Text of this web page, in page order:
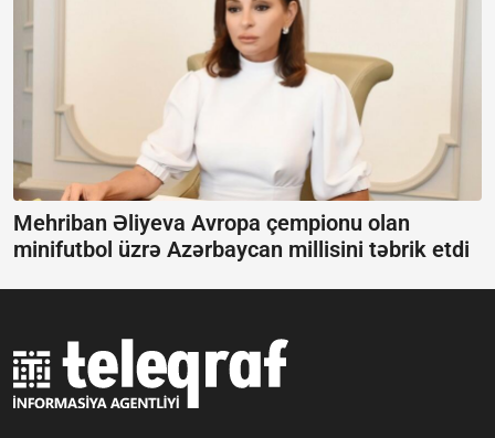
Mehriban Əliyeva Avropa çempionu olan
minifutbol üzrə Azərbaycan millisini təbrik etdi